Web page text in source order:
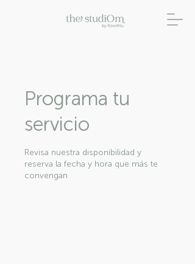
Programa tu
servicio
Revisa nuestra disponibilidad y
reserva la fecha y hora que más te
convengan